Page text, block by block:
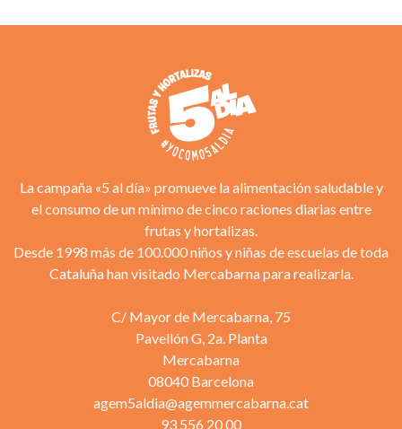
La campaña «5 al día» promueve la alimentación saludable y
el consumo de un mínimo de cinco raciones diarias entre
frutas y hortalizas.
Desde 1998 más de 100.000 niños y niñas de escuelas de toda
Cataluña han visitado Mercabarna para realizarla.
C/ Mayor de Mercabarna, 75
Pavellón G, 2a. Planta
Mercabarna
08040 Barcelona
agem5aldia@agemmercabarna.cat
93 556 20 00